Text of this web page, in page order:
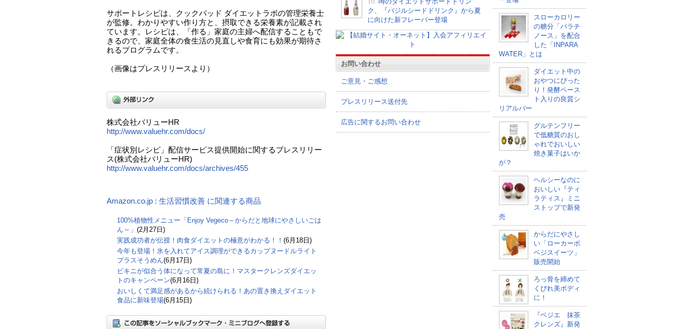
サポートレシピは、クックパッド ダイエットラボの管理栄養士
が監修。わかりやすい作り方と、摂取できる栄養素が記載され
ています。レシピは、「作る」家庭の主婦へ配信することもで
きるので、家庭全体の食生活の見直しや食育にも効果が期待さ
れるプログラムです。
（画像はプレスリリースより）
株式会社バリューHR
http://www.valuehr.com/docs/
「症状別レシピ」配信サービス提供開始に関するプレスリリー
ス(株式会社バリューHR)
http://www.valuehr.com/docs/archives/455
Amazon.co.jp : 生活習慣改善 に関連する商品
100%植物性メニュー「Enjoy Vegeco～からだと地球にやさしいごは
ん～」 (2月27日)
実践成功者が伝授！肉食ダイエットの極意がわかる！！ (6月18日)
今年も登場！氷を入れてアイス調理ができるカップヌードルライト
プラスそうめん(6月17日)
ビキニが似合う体になって常夏の島に！マスタークレンズダイエッ
トのキャンペーン(6月16日)
おいしくて満足感があるから続けられる！あの置き換えダイエット
食品に新味登場(6月15日)
ク、『バジルシードドリンク』から夏
に向けた新フレーバー登場
お問い合わせ
ご意見・ご感想
プレスリリース送付先
広告に関するお問い合わせ
スローカロリー
の糖分「パラチ
ノース」を配合
した「INPARA
WATER」とは
ダイエット中の
おやつにぴった
り！発酵ペース
ト入りの良質シ
リアルバー
グルテンフリー
で低糖質のおし
ゃれでおいしい
焼き菓子はいか
が？
ヘルシーなのに
おいしい『ティ
ラティス』ミニ
ストップで新発
売
からだにやさし
い「ローカーボ
ベジスイーツ」
販売開始
ろっ骨を締めて
くびれ美ボディ
に！
『ベジエ 抹茶
クレンズ』新発